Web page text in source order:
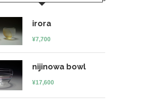
irora
¥7,700
nijinowa bowl
¥17,600